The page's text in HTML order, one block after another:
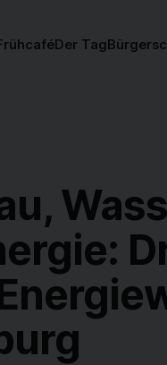
Der Tag